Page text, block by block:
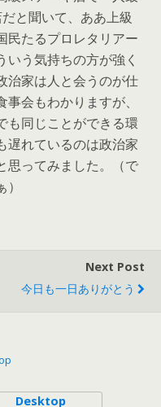
と聞いて、ああ上級
民たるプロレタリアー
いう気持ちの方が強く
治家は人と会うのが仕
会もわかりますが、
も同じことができる環
遅れているのは政治家
思ってみました。（で
Next Post
今日も一日ありがとう
Desktop